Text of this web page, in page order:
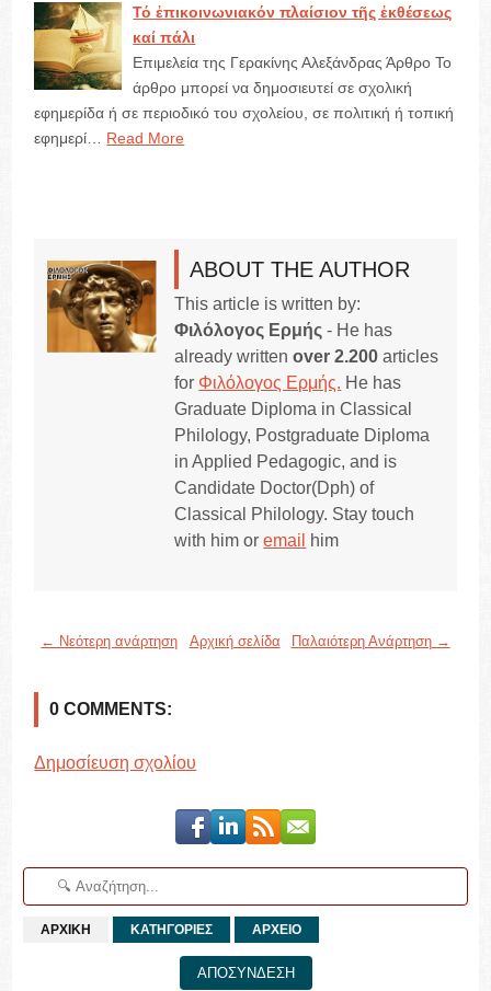
Τό ἐπικοινωνιακόν πλαίσιον τῆς ἐκθέσεως
καί πάλι
Επιμελεία της Γερακίνης Αλεξάνδρας Άρθρο Το
άρθρο μπορεί να δημοσιευτεί σε σχολική
εφημερίδα ή σε περιοδικό του σχολείου, σε πολιτική ή τοπική
εφημερί…
Read More
ABOUT THE AUTHOR
This article is written by:
Φιλόλογος Ερμής - He has
already writtenover 2.200 articles
for Φιλόλογος Ερμής. He has
Graduate Diploma in Classical
Philology, Postgraduate Diploma
in Applied Pedagogic, and is
Candidate Doctor(Dph) of
Classical Philology. Stay touch
with him oremail him
← Νεότερη ανάρτηση Παλαιότερη Ανάρτηση →
Αρχική σελίδα
0 COMMENTS:
Δημοσίευση σχολίου
ΑΡΧΙΚΗ ΚΑΤΗΓΟΡΙΕΣ ΑΡΧΕΙΟ
ΑΠΟΣΥΝΔΕΣΗ